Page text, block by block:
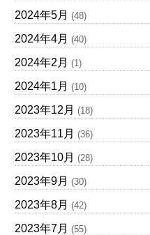
2024年5月 (48)
2024年4月 (40)
2024年2月 (1)
2024年1月 (10)
2023年12月 (18)
2023年11月 (36)
2023年10月 (28)
2023年9月 (30)
2023年8月 (42)
2023年7月 (55)